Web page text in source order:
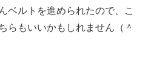
ベルトを進められたので、こ
らもいいかもしれません（＾